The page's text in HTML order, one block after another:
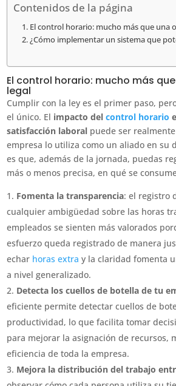
Contenidos de la página
El control horario: mucho más que una
¿Cómo implementar un sistema que
El control horario: mucho más
legal
Cumplir con la ley es el primer paso,
el único. El impacto delcontrol horario
satisfacción laboral puede ser
empresa lo utiliza como un aliado en su
es que, además de la jornada, puedas
más o menos precisa, en qué se
Fomenta la transparencia: el registro
cualquier ambigüedad sobre las horas
empleados se sienten más valorados
esfuerzo queda registrado de manera
echar horas extra y la claridad fomenta
a nivel generalizado.
Detecta los cuellos de botella de tu
eficiente permite detectar cuellos de
productividad, lo que facilita tomar
para mejorar la asignación de recursos,
eficiencia de toda la empresa.
Mejora la distribución del trabajo